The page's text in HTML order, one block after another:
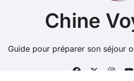
Chine
Guide pour préparer son séjour